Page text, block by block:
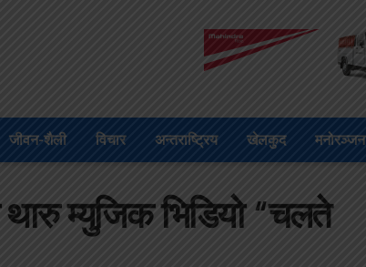
जीवन-शैली विचार अन्तराष्ट्रिय खेलकुद मनोरञ्जन
थारु म्युजिक भिडियो “चलते